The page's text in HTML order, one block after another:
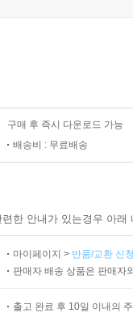
구매 후 즉시 다운로드 가능
배송비 : 무료배송
한 안내가 있는경우 아
마이페이지 > 반품/교환 신
판매자 배송 상품은 판매자
출고 완료 후 10일 이내의